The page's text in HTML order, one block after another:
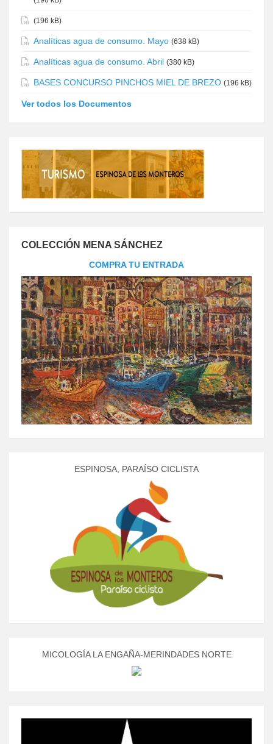
(196 kB)
Analíticas agua de consumo. Mayo (638 kB)
Analíticas agua de consumo. Abril (380 kB)
BASES CONCURSO PINCHOS MIEL DE BREZO (196 kB)
Ver todos los Documentos
COLECCIÓN MENA SÁNCHEZ
COMPRA TU ENTRADA
ESPINOSA, PARAÍSO CICLISTA
MICOLOGÍA LA ENGAÑA-MERINDADES NORTE